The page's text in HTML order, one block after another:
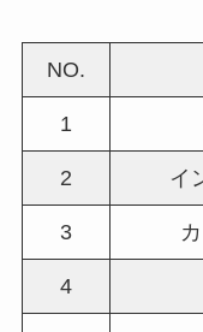
NO.
1
2 イ
3
4